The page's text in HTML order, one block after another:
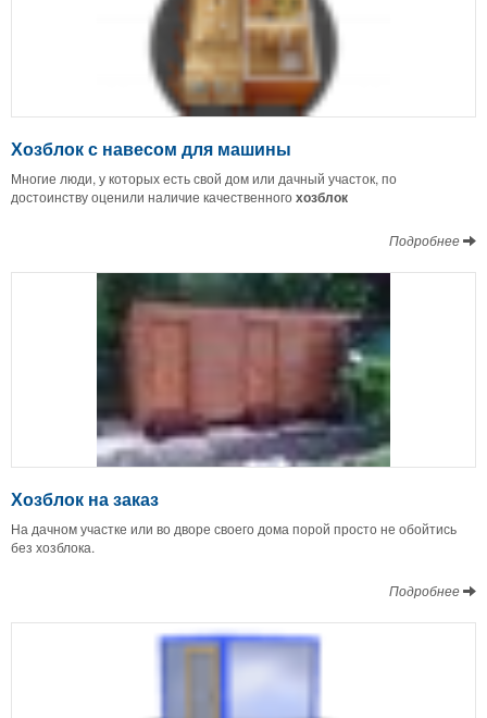
Хозблок с навесом для машины
Многие люди, у которых есть свой дом или дачный участок, по
достоинству оценили наличие качественногохозблок
Подробнее
Хозблок на заказ
На дачном участке или во дворе своего дома порой просто не обойтись
без хозблока.
Подробнее